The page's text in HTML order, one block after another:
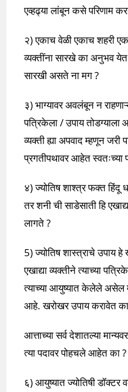
एव्हढ्या लांबून कसे परिणाम
२) एकाच वेळी एकाच शहरी
व्यक्तींना सारखे का अनुभव येत
सारखी असते ना मग ?
३) भाग्यावर अवलंबून न
पत्रिकेला / उपाय तोडग्याला
व्यक्ती ह्या अपवाद म्हणून जरी
प्रगतीपथावर आहेत स्वतःच्या
४) ज्योतिष शाश्त्र फक्त
तर शनी ची साडेसाती हि
लागते ?
5) ज्योतिष शास्त्राचे उपाय
एखाद्या व्यक्तीने त्याच्या
त्याच्या आयुष्यात केलेले असेल
आहे. खरोखर उपाय करावेत
आत्ताच्या सर्व देशातल्या
त्या पदावर पोहचले आहेत का ?
६) आयुष्यात ज्योतिषी